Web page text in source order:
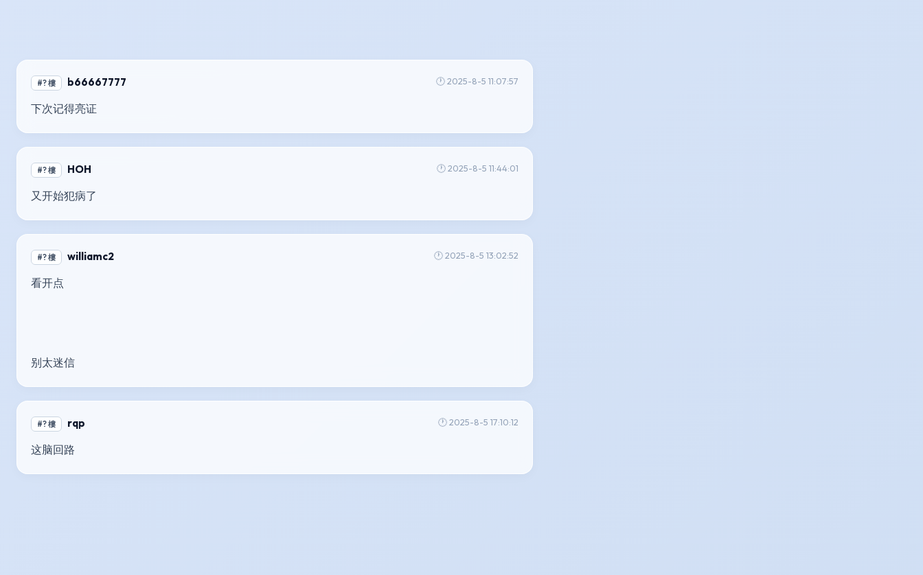
#? 樓 b66667777 🕐 2025-8-5 11:07:57
下次记得亮证
#? 樓 HOH 🕐 2025-8-5 11:44:01
又开始犯病了
#? 樓 williamc2 🕐 2025-8-5 13:02:52
看开点
别太迷信
#? 樓 rqp 🕐 2025-8-5 17:10:12
这脑回路